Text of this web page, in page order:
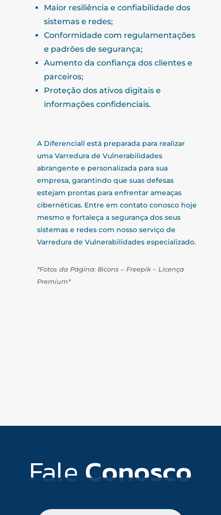
Maior resiliência e confiabilidade dos
sistemas e redes;
Conformidade com regulamentações
e padrões de segurança;
Aumento da confiança dos clientes e
parceiros;
Proteção dos ativos digitais e
informações confidenciais.
A Diferenciall está preparada para realizar
uma Varredura de Vulnerabilidades
abrangente e personalizada para sua
empresa, garantindo que suas defesas
estejam prontas para enfrentar ameaças
cibernéticas. Entre em contato conosco hoje
mesmo e fortaleça a segurança dos seus
sistemas e redes com nosso serviço de
Varredura de Vulnerabilidades especializado.
*Fotos da Página: 8icons – Freepik – Licença
Premium*
Fale Conosco